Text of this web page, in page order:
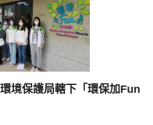
境保護局轄下「環保加Fun